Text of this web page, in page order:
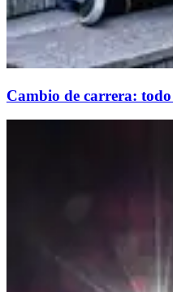
Cambio de carrera: todo